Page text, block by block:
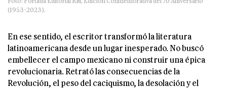
(1953-2023).
En ese sentido, el escritor transformó la literatura
latinoamericana desde un lugar inesperado. No buscó
embellecer el campo mexicano ni construir una épica
revolucionaria. Retrató las consecuencias de la
Revolución, el peso del caciquismo, la desolación y el